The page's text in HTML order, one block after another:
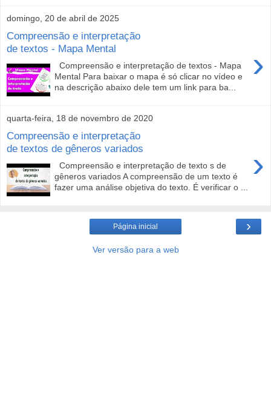
domingo, 20 de abril de 2025
Compreensão e interpretação
de textos - Mapa Mental
›
Compreensão e interpretação de textos - Mapa
Mental Para baixar o mapa é só clicar no vídeo e
na descrição abaixo dele tem um link para ba...
quarta-feira, 18 de novembro de 2020
Compreensão e interpretação
de textos de gêneros variados
›
Compreensão e interpretação de texto s de
gêneros variados A compreensão de um texto é
fazer uma análise objetiva do texto. É verificar o ...
›
Página inicial
Ver versão para a web